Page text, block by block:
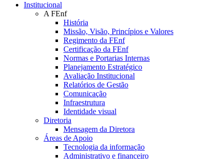
Institucional
A FEnf
História
Missão, Visão, Princípios e Valores
Regimento da FEnf
Certificação da FEnf
Normas e Portarias Internas
Planejamento Estratégico
Avaliação Institucional
Relatórios de Gestão
Comunicação
Infraestrutura
Identidade visual
Diretoria
Mensagem da Diretora
Áreas de Apoio
Tecnologia da informação
Administrativo e financeiro